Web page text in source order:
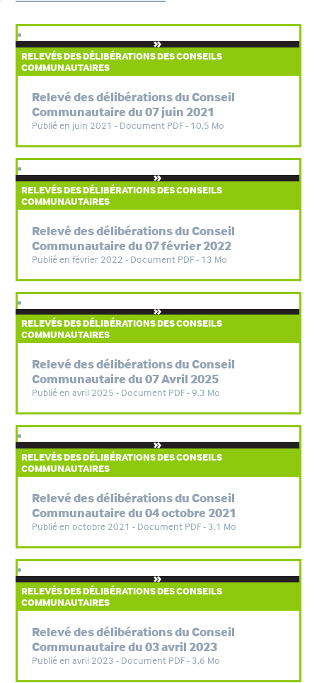
RELEVÉS DES DÉLIBÉRATIONS DES CONSEILS
COMMUNAUTAIRES
Relevé des délibérations du Conseil
Communautaire du 07 juin 2021
Publié en juin 2021 - Document PDF - 10,5 Mo
RELEVÉS DES DÉLIBÉRATIONS DES CONSEILS
COMMUNAUTAIRES
Relevé des délibérations du Conseil
Communautaire du 07 février 2022
Publié en février 2022 - Document PDF - 13 Mo
RELEVÉS DES DÉLIBÉRATIONS DES CONSEILS
COMMUNAUTAIRES
Relevé des délibérations du Conseil
Communautaire du 07 Avril 2025
Publié en avril 2025 - Document PDF - 9,3 Mo
RELEVÉS DES DÉLIBÉRATIONS DES CONSEILS
COMMUNAUTAIRES
Relevé des délibérations du Conseil
Communautaire du 04 octobre 2021
Publié en octobre 2021 - Document PDF - 3,1 Mo
RELEVÉS DES DÉLIBÉRATIONS DES CONSEILS
COMMUNAUTAIRES
Relevé des délibérations du Conseil
Communautaire du 03 avril 2023
Publié en avril 2023 - Document PDF - 3,6 Mo